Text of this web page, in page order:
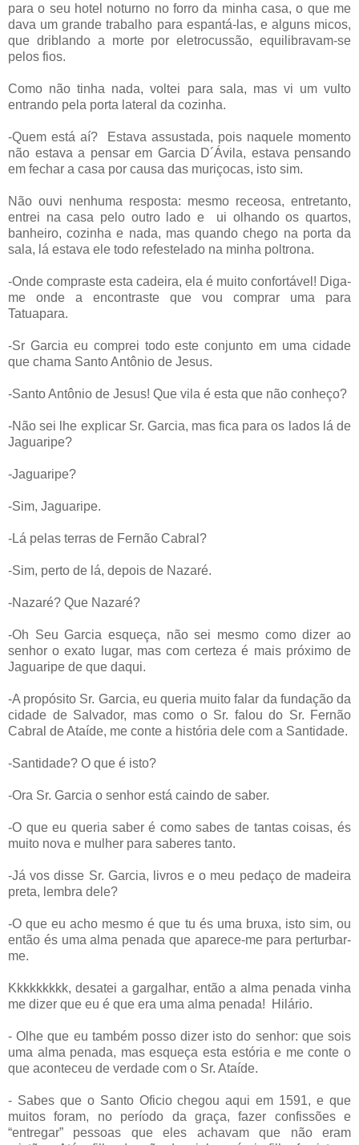
para o seu hotel noturno no forro da minha casa, o que me
dava um grande trabalho para espantá-las, e alguns micos,
que driblando a morte por eletrocussão, equilibravam-se
pelos fios.
Como não tinha nada, voltei para sala, mas vi um vulto
entrando pela porta lateral da cozinha.
-Quem está aí?
Estava assustada, pois naquele momento
não estava a pensar em Garcia D´Ávila, estava pensando
em fechar a casa por causa das muriçocas, isto sim.
Não ouvi nenhuma resposta: mesmo receosa, entretanto,
entrei na casa pelo outro lado e
ui olhando os quartos,
banheiro, cozinha e nada, mas quando chego na porta da
sala, lá estava ele todo refestelado na minha poltrona.
-Onde compraste esta cadeira, ela é muito confortável! Diga-
me onde a encontraste que vou comprar uma para
Tatuapara.
-Sr Garcia eu comprei todo este conjunto em uma cidade
que chama Santo Antônio de Jesus.
-Santo Antônio de Jesus! Que vila é esta que não conheço?
-Não sei lhe explicar Sr. Garcia, mas fica para os lados lá de
Jaguaripe?
-Jaguaripe?
-Sim, Jaguaripe.
-Lá pelas terras de Fernão Cabral?
-Sim, perto de lá, depois de Nazaré.
-Nazaré? Que Nazaré?
-Oh Seu Garcia esqueça, não sei mesmo como dizer ao
senhor o exato lugar, mas com certeza é mais próximo de
Jaguaripe de que daqui.
-A propósito Sr. Garcia, eu queria muito falar da fundação da
cidade de Salvador, mas como o Sr. falou do Sr. Fernão
Cabral de Ataíde, me conte a história dele com a Santidade.
-Santidade? O que é isto?
-Ora Sr. Garcia o senhor está caindo de saber.
-O que eu queria saber é como sabes de tantas coisas, és
muito nova e mulher para saberes tanto.
-Já vos disse Sr. Garcia, livros e o meu pedaço de madeira
preta, lembra dele?
-O que eu acho mesmo é que tu és uma bruxa, isto sim, ou
então és uma alma penada que aparece-me para perturbar-
me.
Kkkkkkkkk, desatei a gargalhar, então a alma penada vinha
me dizer que eu é que era uma alma penada!
Hilário.
- Olhe que eu também posso dizer isto do senhor: que sois
uma alma penada, mas esqueça esta estória e me conte o
que aconteceu de verdade com o Sr. Ataíde.
- Sabes que o Santo Oficio chegou aqui em 1591, e que
muitos foram, no período da graça, fazer confissões e
“entregar” pessoas que eles achavam que não eram